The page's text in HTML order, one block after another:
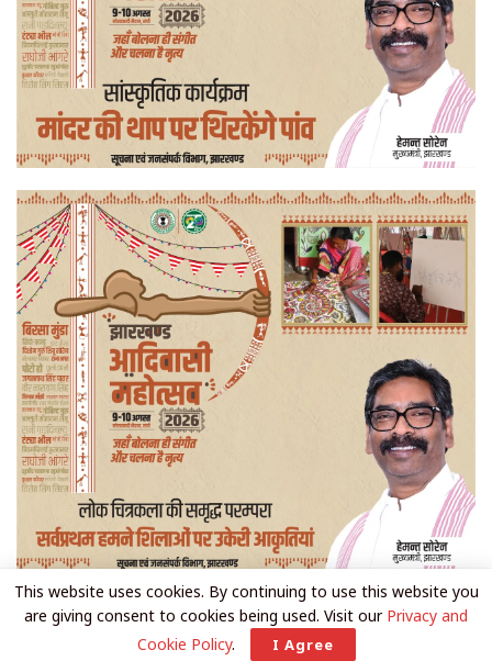
This website uses cookies. By continuing to use this website you
are giving consent to cookies being used. Visit our Privacy and
Cookie Policy. I Agree